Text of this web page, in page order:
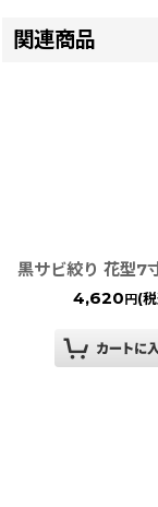
関連商品
4,620 円 (